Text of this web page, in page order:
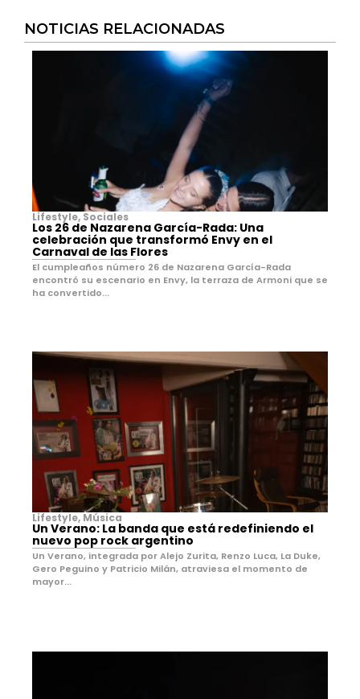
NOTICIAS RELACIONADAS
Lifestyle, Sociales
Los 26 de Nazarena García-Rada: Una
celebración que transformó Envy en el
Carnaval de las Flores
El cumpleaños número 26 de Nazarena García-Rada
encontró su escenario en Envy, la terraza de Armoni que se
ha convertido...
Lifestyle, Música
Un Verano: La banda que está redefiniendo el
nuevo pop rock argentino
Un Verano, integrada por Alejo Zurita, Renzo Luca, La Duke,
Gero Peguino y Patricio Milán, atraviesa el momento de
mayor...